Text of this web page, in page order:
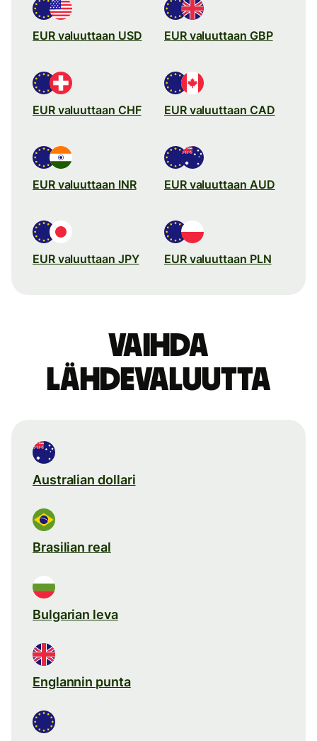
EUR valuuttaan USD EUR valuuttaan GBP
EUR valuuttaan CHF EUR valuuttaan CAD
EUR valuuttaan INR EUR valuuttaan AUD
EUR valuuttaan JPY EUR valuuttaan PLN
Vaihda
lähdevaluutta
Australian dollari
Brasilian real
Bulgarian leva
Englannin punta